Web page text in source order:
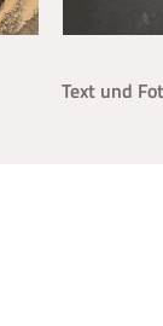
Text und